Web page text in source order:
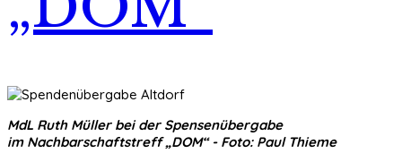
MdL Ruth Müller bei der Spensenübergabe
im Nachbarschaftstreff „DOM“ - Foto: Paul Thieme